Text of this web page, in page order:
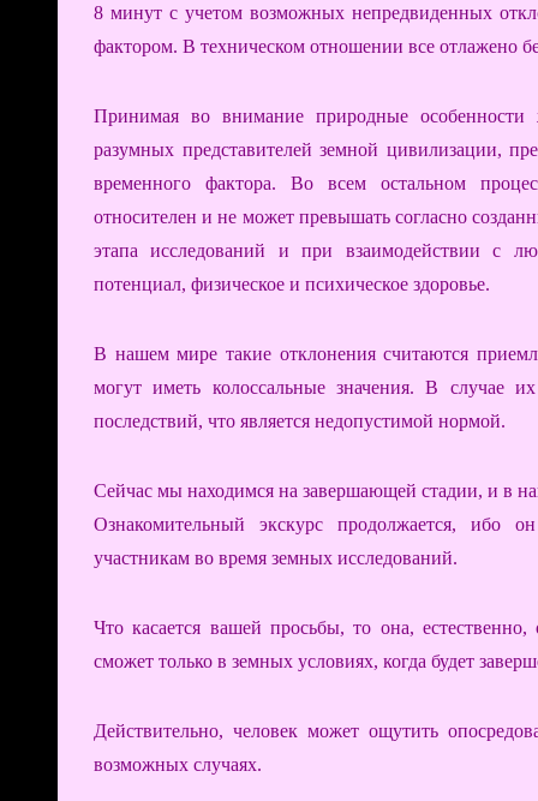
8 минут с учетом возможных непредвиденных
фактором. В техническом отношении все отлажено
Принимая во внимание природные особенности
разумных представителей земной цивилизации,
временного фактора. Во всем остальном
относителен и не может превышать согласно
этапа исследований и при взаимодействии с
потенциал, физическое и психическое здоровье.
В нашем мире такие отклонения считаются
могут иметь колоссальные значения. В случае
последствий, что является недопустимой нормой.
Сейчас мы находимся на завершающей стадии, и в
Ознакомительный экскурс продолжается, ибо
участникам во время земных исследований.
Что касается вашей просьбы, то она,
сможет только в земных условиях, когда будет
Действительно, человек может ощутить
возможных случаях.